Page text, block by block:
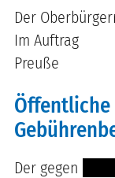
Der
Im Auftrag
Preuße
Der gegen